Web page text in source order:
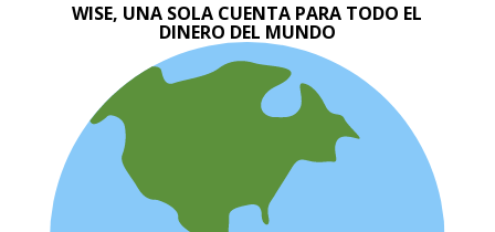
WISE, UNA SOLA CUENTA PARA TODO EL
DINERO DEL MUNDO